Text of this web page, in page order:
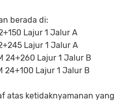
berada di:
Lajur 1 Jalur A
Lajur 1 Jalur A
24+260 Lajur 1 Jalur B
24+100 Lajur 1 Jalur B
atas ketidaknyamanan yang